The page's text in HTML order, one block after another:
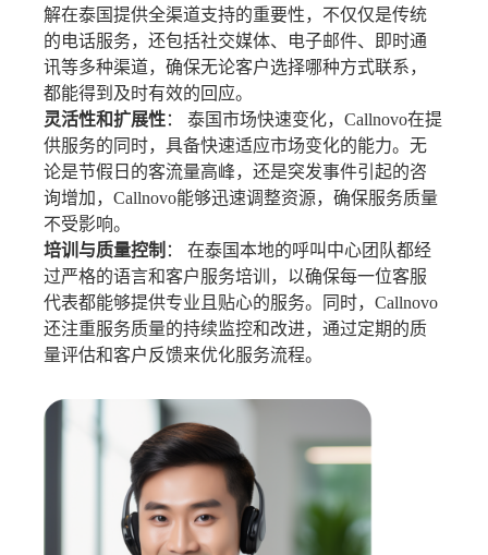
解在泰国提供全渠道支持的重要性，不仅仅是传统
的电话服务，还包括社交媒体、电子邮件、即时通
讯等多种渠道，确保无论客户选择哪种方式联系，
都能得到及时有效的回应。
灵活性和扩展性： 泰国市场快速变化，Callnovo在提
供服务的同时，具备快速适应市场变化的能力。无
论是节假日的客流量高峰，还是突发事件引起的咨
询增加，Callnovo能够迅速调整资源，确保服务质量
不受影响。
培训与质量控制 ： 在泰国本地的呼叫中心团队都经
过严格的语言和客户服务培训，以确保每一位客服
代表都能够提供专业且贴心的服务。同时，Callnovo
还注重服务质量的持续监控和改进，通过定期的质
量评估和客户反馈来优化服务流程。